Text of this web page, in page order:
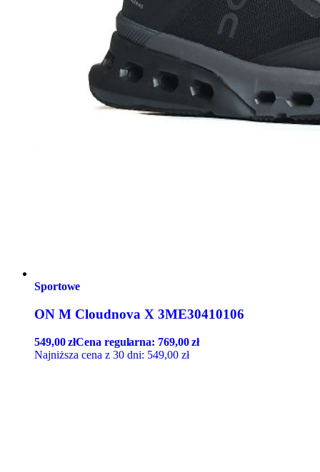
Sportowe
ON M Cloudnova X 3ME30410106
549,00złCena regularna: 769,00zł
Najniższa cena z 30 dni: 549,00 zł